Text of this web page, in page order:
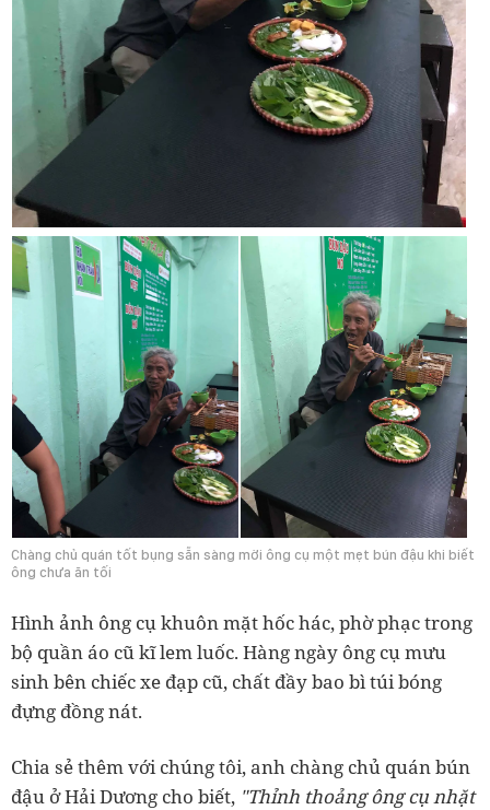
Chàng chủ quán tốt bụng sẵn sàng mời ông cụ một mẹt bún đậu khi biết
ông chưa ăn tối
Hình ảnh ông cụ khuôn mặt hốc hác, phờ phạc trong
bộ quần áo cũ kĩ lem luốc. Hàng ngày ông cụ mưu
sinh bên chiếc xe đạp cũ, chất đầy bao bì túi bóng
đựng đồng nát.
Chia sẻ thêm với chúng tôi, anh chàng chủ quán bún
đậu ở Hải Dương cho biết, "Thỉnh thoảng ông cụ nhặt